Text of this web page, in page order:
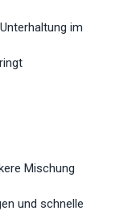
im
Mischung
und schnelle